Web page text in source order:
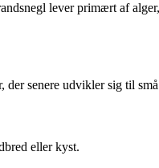
lever primært af
senere udvikler sig til
eller kyst.